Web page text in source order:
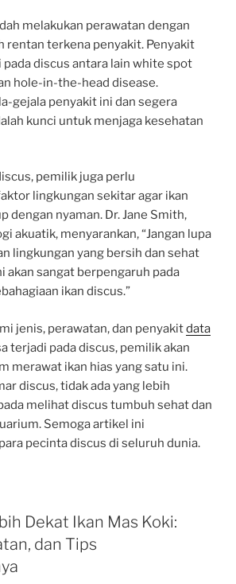
melakukan perawatan dengan
rentan terkena penyakit. Penyakit
pada discus antara lain white spot
hole-in-the-head disease.
gejala penyakit ini dan segera
kunci untuk menjaga kesehatan
pemilik juga perlu
lingkungan sekitar agar ikan
dengan nyaman. Dr. Jane Smith,
akuatik, menyarankan, “Jangan lupa
lingkungan yang bersih dan sehat
akan sangat berpengaruh pada
ikan discus.”
jenis, perawatan, dan penyakitdata
terjadi pada discus, pemilik akan
merawat ikan hias yang satu ini.
discus, tidak ada yang lebih
melihat discus tumbuh sehat dan
Semoga artikel ini
pecinta discus di seluruh dunia.
Dekat Ikan Mas Koki:
dan Tips